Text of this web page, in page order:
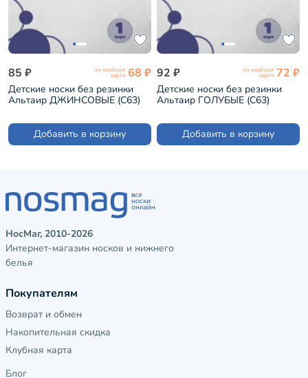
85 ₽ по клубной
карте 68 ₽
Детские носки без резинки
Альтаир ДЖИНСОВЫЕ (С63)
Добавить в корзину
92 ₽ по клубной
карте 72 ₽
Детские носки без резинки
Альтаир ГОЛУБЫЕ (С63)
Добавить в корзину
НосМаг, 2010-2026
Интернет-магазин носков и нижнего
белья
Покупателям
Возврат и обмен
Накопительная скидка
Клубная карта
Блог